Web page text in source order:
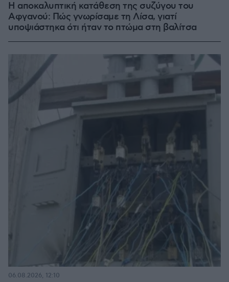
Η αποκαλυπτική κατάθεση της συζύγου του
Αφγανού: Πώς γνωρίσαμε τη Λίσα, γιατί
υποψιάστηκα ότι ήταν το πτώμα στη βαλίτσα
06.08.2026, 12:10